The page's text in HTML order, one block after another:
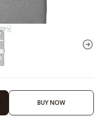
BUY NOW